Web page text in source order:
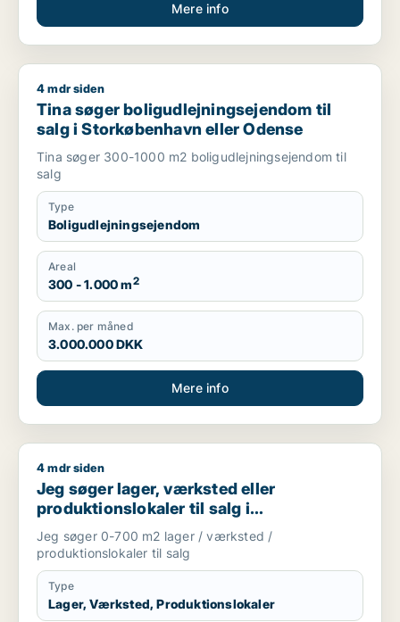
Mere info
Tina søger boligudlejningsejendom til salg i Storkøbenhavn
4 mdr siden
Tina søger boligudlejningsejendom til
salg i Storkøbenhavn eller Odense
Tina søger 300-1000 m2 boligudlejningsejendom til
salg
Type
Boligudlejningsejendom
Areal
300 - 1.000 m2
Max. per måned
3.000.000 DKK
Mere info
Jeg søger lager, værksted eller produktionslokaler til salg i
4 mdr siden
Jeg søger lager, værksted eller
produktionslokaler til salg i
Storkøbenhavn
Jeg søger 0-700 m2 lager / værksted /
produktionslokaler til salg
Type
Lager, Værksted, Produktionslokaler